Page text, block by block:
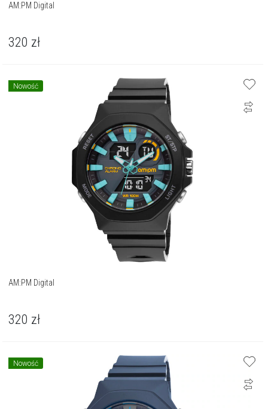
AM:PM Digital
320 zł
Nowość
AM:PM Digital
320 zł
Nowość